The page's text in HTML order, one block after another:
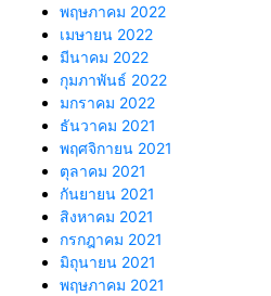
พฤษภาคม 2022
เมษายน 2022
มีนาคม 2022
กุมภาพันธ์ 2022
มกราคม 2022
ธันวาคม 2021
พฤศจิกายน 2021
ตุลาคม 2021
กันยายน 2021
สิงหาคม 2021
กรกฎาคม 2021
มิถุนายน 2021
พฤษภาคม 2021